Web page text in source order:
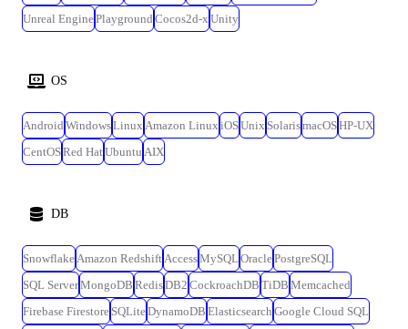
Unreal EnginePlayground Cocos2d-x Unity
OS
Android WindowsLinux Amazon Linux iOSUnix SolarismacOSHP-UX
CentOSRed HatUbuntu AIX
DB
Snowflake Amazon Redshift AccessMySQL OraclePostgreSQL
SQL ServerMongoDB RedisDB2 CockroachDB TiDB Memcached
Firebase Firestore SQLiteDynamoDB Elasticsearch Google Cloud SQL